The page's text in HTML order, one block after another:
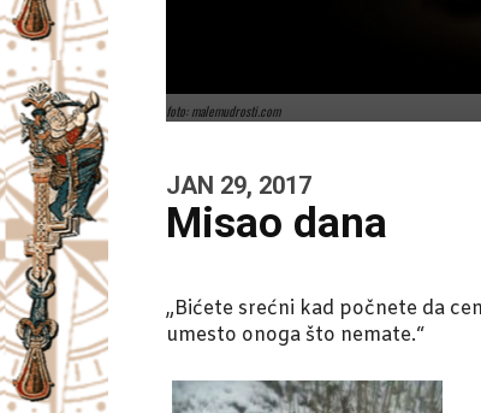
foto: malemudrosti.com
JAN 29, 2017
Misao dana
„Bićete srećni kad počnete da
umesto onoga što nemate.“